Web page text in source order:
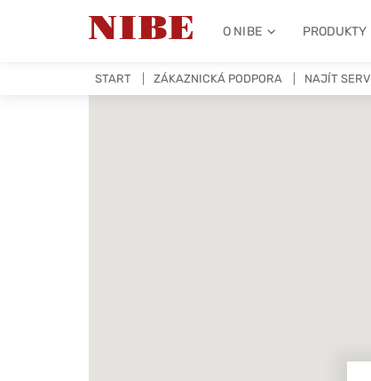
O NIBE PRODUKTY
START ZÁKAZNICKÁ PODPORA NAJÍT